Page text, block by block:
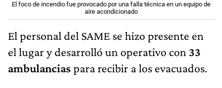
El foco de incendio fue provocado por una falla técnica en un equipo de
aire acondicionado
El personal del SAME se hizo presente en
el lugar y desarrolló un operativo con 33
ambulancias para recibir a los evacuados.